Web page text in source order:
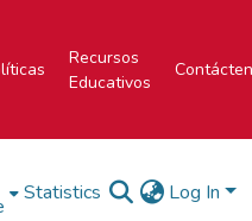
Recursos
Educativos
Statistics Log In